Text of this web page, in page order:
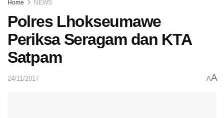
Home NEWS
Polres Lhokseumawe
Periksa Seragam dan KTA
Satpam
24/11/2017 AA